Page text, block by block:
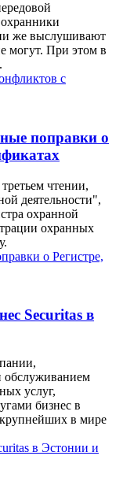
же выслушивают
могут. При этом в
поправки о
чтении,
деятельности",
охранной
охранных
Securitas в
обслуживанием
услуг,
бизнес в
в мире